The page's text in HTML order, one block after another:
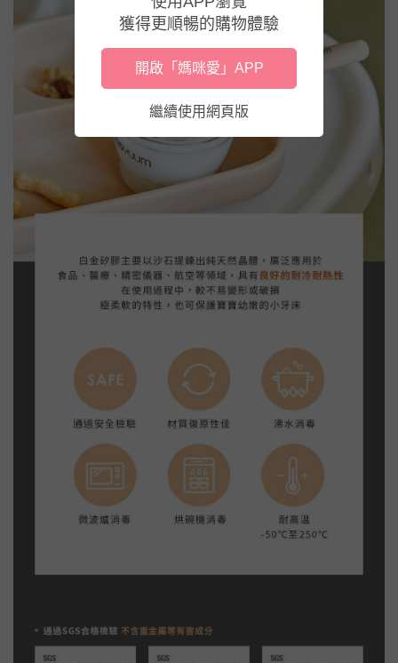
獲得更順暢的購物體驗
開啟「媽咪愛」APP
繼續使用網頁版